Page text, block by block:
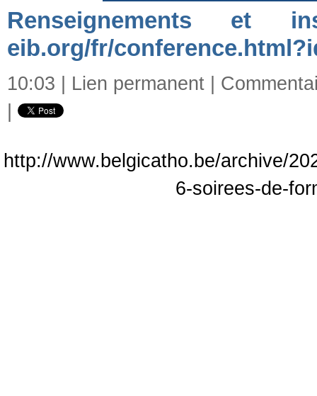
Renseignements et
eib.org/fr/
10:03 | Lien permanent
http://www.belgicatho.be/archive/
6-soirees-de-